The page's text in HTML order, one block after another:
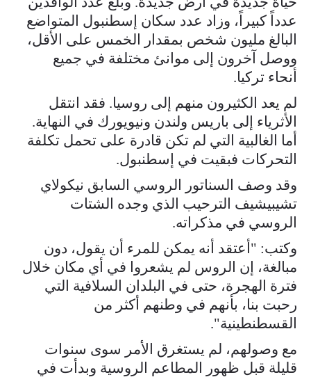
عدداً كبيراً، وزاد عدد سكان إسطنبول المتواضع
البالغ مليون شخص بمقدار الخمس على الأقل،
ووصل آخرون إلى موانئ مختلفة في جميع
أنحاء تركيا.
لم يعد الكثيرون منهم إلى روسيا. فقد انتقل
الأثرياء إلى باريس ولندن ونيويورك في النهاية.
أما الغالبية التي لم تكن قادرة على تحمل تكلفة
التحركات فبقيت في إسطنبول.
وقد وصف السناتور الروسي السابق نيكولاي
تشيبيشيف الترحيب الذي وجده الشتات
الروسي في مذكراته.
وكتب: "أعتقد أنه يمكن للمرء أن يقول، دون
مبالغة، إن الروس لم يشعروا في أي مكان خلال
فترة الهجرة، حتى في البلدان السلافية التي
رحبت بنا، بأنهم في وطنهم أكثر من
القسطنطينية".
مع وصولهم، لم يستغرق الأمر سوى سنوات
قليلة قبل ظهور المطاعم الروسية وبدأت في